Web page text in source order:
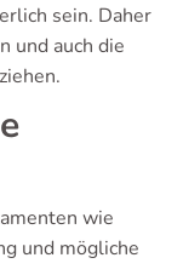
sein. Daher
und auch die
wie
und mögliche